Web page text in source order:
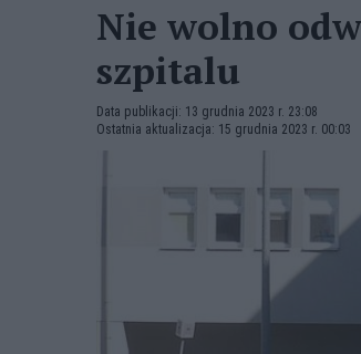
Nie wolno
szpitalu
Data publikacji: 13 grudnia 2023 r. 23:08
Ostatnia aktualizacja: 15 grudnia 2023 r. 00:03